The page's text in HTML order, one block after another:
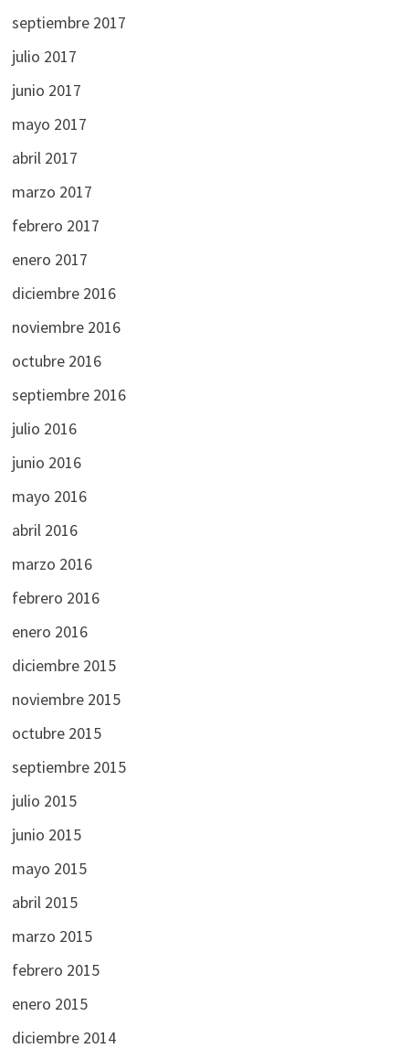
septiembre 2017
julio 2017
junio 2017
mayo 2017
abril 2017
marzo 2017
febrero 2017
enero 2017
diciembre 2016
noviembre 2016
octubre 2016
septiembre 2016
julio 2016
junio 2016
mayo 2016
abril 2016
marzo 2016
febrero 2016
enero 2016
diciembre 2015
noviembre 2015
octubre 2015
septiembre 2015
julio 2015
junio 2015
mayo 2015
abril 2015
marzo 2015
febrero 2015
enero 2015
diciembre 2014